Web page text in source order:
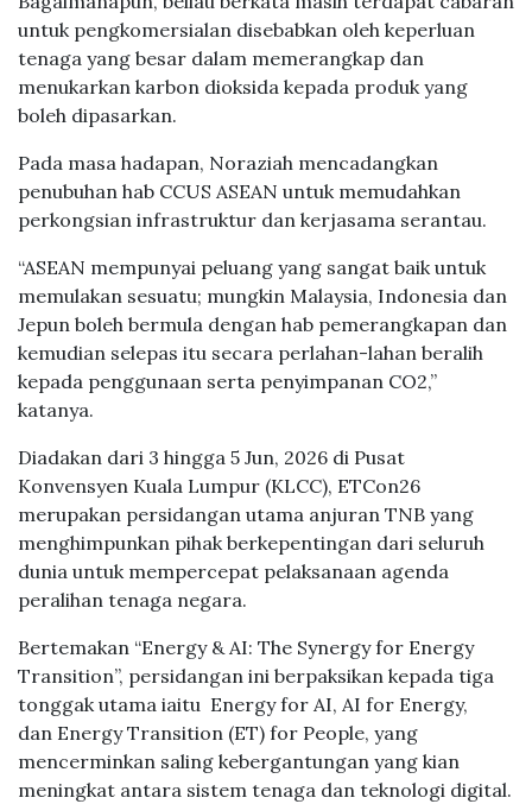
untuk pengkomersialan disebabkan oleh keperluan
tenaga yang besar dalam memerangkap dan
menukarkan karbon dioksida kepada produk yang
boleh dipasarkan.
Pada masa hadapan, Noraziah mencadangkan
penubuhan hab CCUS ASEAN untuk memudahkan
perkongsian infrastruktur dan kerjasama serantau.
“ASEAN mempunyai peluang yang sangat baik untuk
memulakan sesuatu; mungkin Malaysia, Indonesia dan
Jepun boleh bermula dengan hab pemerangkapan dan
kemudian selepas itu secara perlahan-lahan beralih
kepada penggunaan serta penyimpanan CO2,”
katanya.
Diadakan dari 3 hingga 5 Jun, 2026 di Pusat
Konvensyen Kuala Lumpur (KLCC), ETCon26
merupakan persidangan utama anjuran TNB yang
menghimpunkan pihak berkepentingan dari seluruh
dunia untuk mempercepat pelaksanaan agenda
peralihan tenaga negara.
Bertemakan “Energy & AI: The Synergy for Energy
Transition”, persidangan ini berpaksikan kepada tiga
tonggak utama iaitu Energy for AI, AI for Energy,
dan Energy Transition (ET) for People, yang
mencerminkan saling kebergantungan yang kian
meningkat antara sistem tenaga dan teknologi digital.